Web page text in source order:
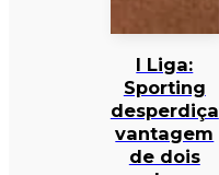
I Liga:
Sporting
desperdiça
vantagem
de dois